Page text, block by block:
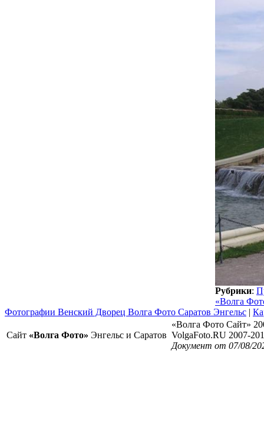
Рубрики:
«Волга
Фотографии Венский Дворец Волга Фото Саратов Энгельс |
Сайт «Волга Фото» Энгельс и Саратов
«Волга Фото Сайт»
VolgaFoto.RU 2007-
Документ от 07/08/